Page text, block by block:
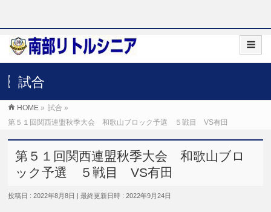
試合
HOME » 試合 »
第５１回関西連盟秋季大会 和歌山ブロック予選 ５戦目 VS有田
第５１回関西連盟秋季大会 和歌山ブロ
ック予選 ５戦目 VS有田
投稿日 : 2022年8月8日 最終更新日時 : 2022年9月24日